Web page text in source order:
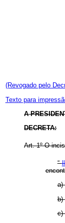
(Revogado pelo
Texto para
A
DECRETA:
Art. 1º O
“
a)
b)
c)